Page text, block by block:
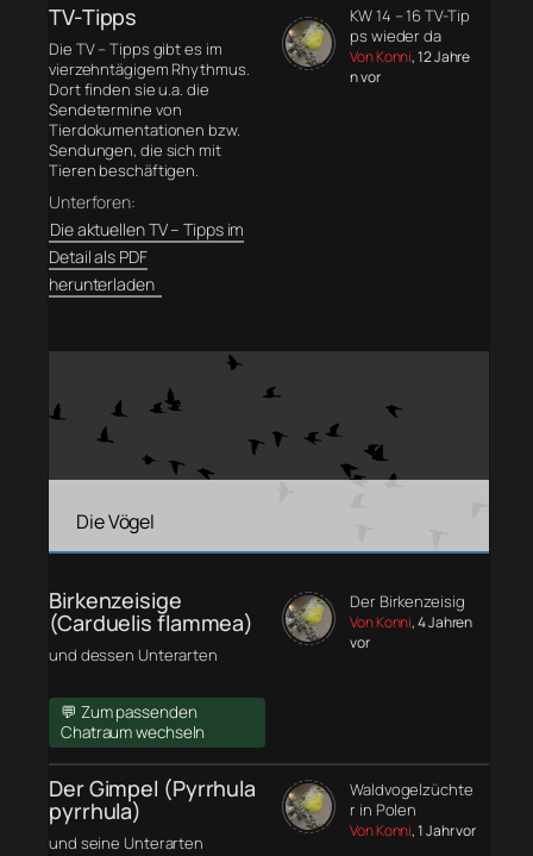
TV-Tipps
Die TV – Tipps gibt es im
vierzehntägigem Rhythmus.
Dort finden sie u.a. die
Sendetermine von
Tierdokumentationen bzw.
Sendungen, die sich mit
Tieren beschäftigen.
Unterforen:
Die aktuellen TV – Tipps im
Detail als PDF
herunterladen
KW 14 – 16 TV-Tip
ps wieder da
Von Konni, 12 Jahre
n vor
Die Vögel
Birkenzeisige
(Carduelis flammea)
und dessen Unterarten
💬 Zum passenden
Chatraum wechseln
Der Birkenzeisig
Von Konni, 4 Jahren
vor
Der Gimpel (Pyrrhula
pyrrhula)
und seine Unterarten
Waldvogelzüchte
r in Polen
Von Konni, 1 Jahr vor